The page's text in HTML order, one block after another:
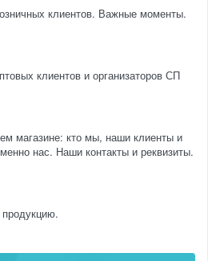
клиентов. Важные моменты.
клиентов и организаторов СП
магазине: кто мы, наши клиенты и
нас. Наши контакты и реквизиты.